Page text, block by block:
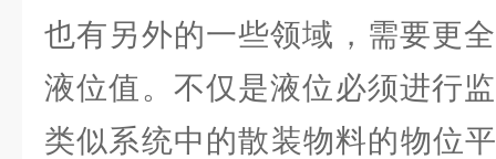
也有另外的一些领域，需要更
液位值。不仅是液位必须进行
类似系统中的散装物料的物位